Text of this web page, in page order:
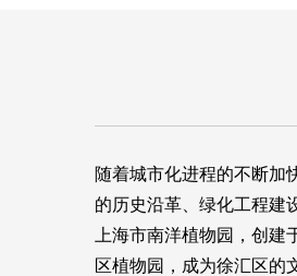
随着城市化进程的不断加
的历史沿革、绿化工程建
上海市南洋植物园，创
区植物园，成为徐汇区的